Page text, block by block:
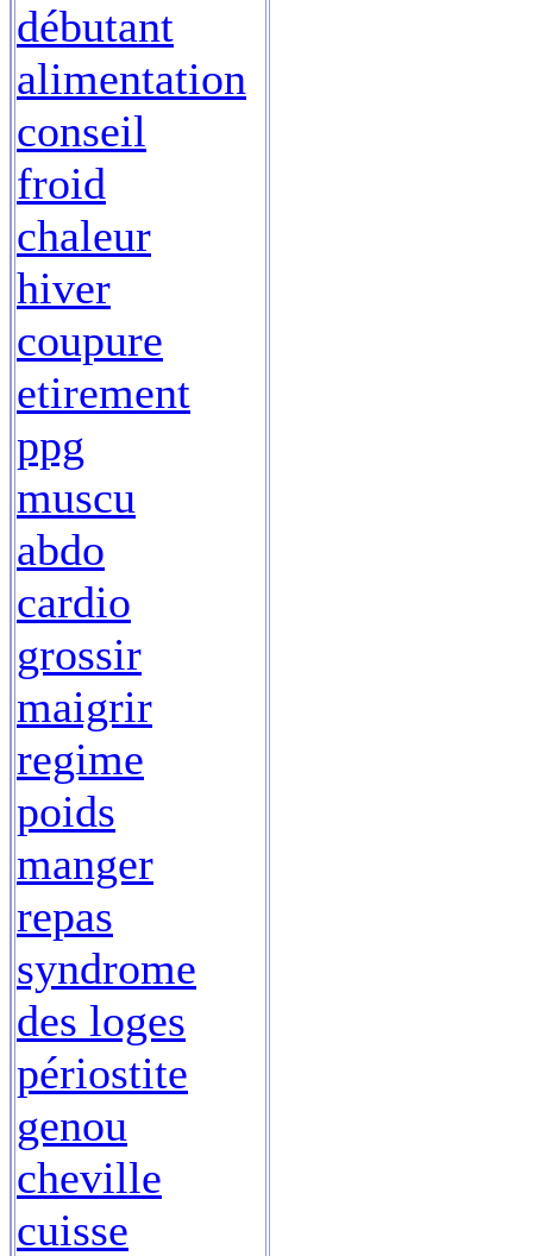
débutant
alimentation
conseil
froid
chaleur
hiver
coupure
etirement
ppg
muscu
abdo
cardio
grossir
maigrir
regime
poids
manger
repas
syndrome
des loges
périostite
genou
cheville
cuisse